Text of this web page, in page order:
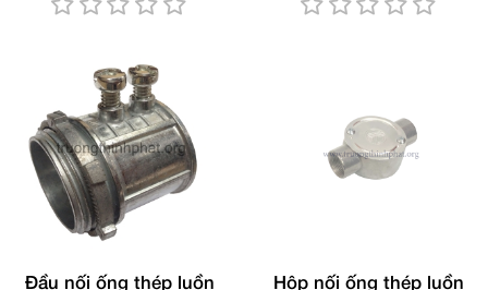
Đầu nối ống thép luồn
Hộp nối ống thép luồn